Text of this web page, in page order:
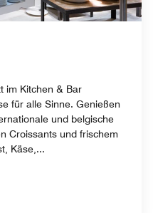
im Kitchen & Bar
für alle Sinne. Genießen
und belgische
Croissants und frischem
Käse,...